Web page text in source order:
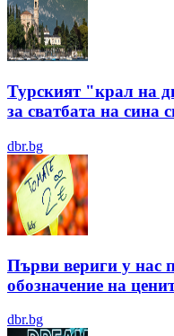
Турският "крал на
за сватбата на сина
dbr.bg
Първи вериги у нас
обозначение на
dbr.bg